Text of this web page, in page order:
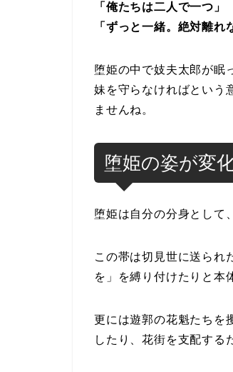
「俺たちは二人で一つ」
「ずっと一緒。絶対離れ
堕姫の中で妓夫太郎が眠
妹を守らなければという
ませんね。
堕姫の姿が変
堕姫は自分の分身として
この帯は切見世に送られ
を」を縛り付けたりと本
更には遊郭の花魁たちを
したり、花街を支配する